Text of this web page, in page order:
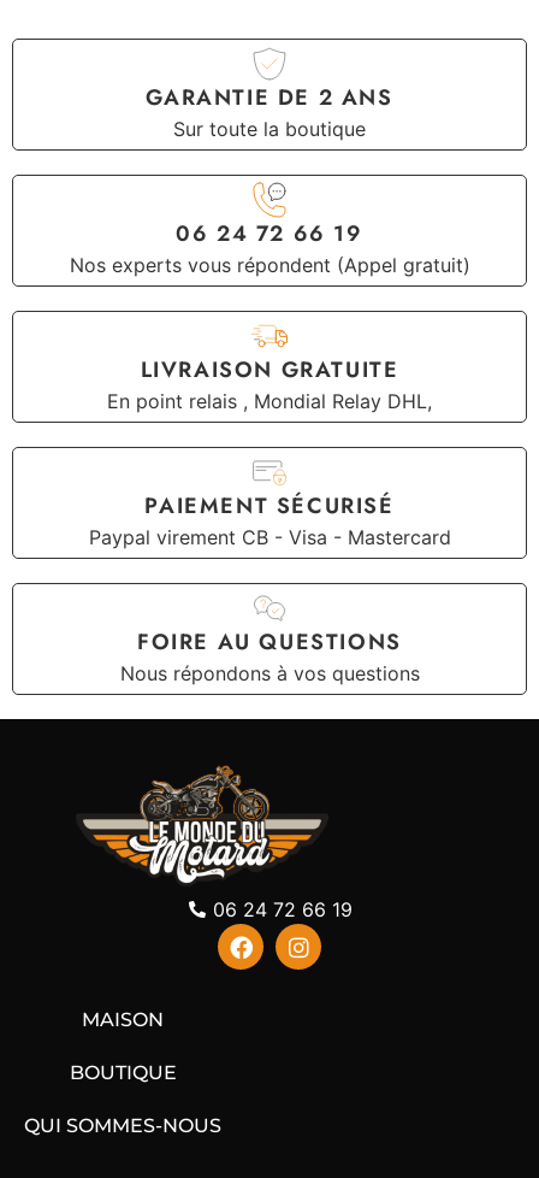
GARANTIE DE 2 ANS
Sur toute la boutique
06 24 72 66 19
Nos experts vous répondent (Appel gratuit)
LIVRAISON GRATUITE
En point relais , Mondial Relay DHL,
PAIEMENT SÉCURISÉ
Paypal virement CB - Visa - Mastercard
FOIRE AU QUESTIONS
Nous répondons à vos questions
06 24 72 66 19
MAISON
BOUTIQUE
QUI SOMMES-NOUS